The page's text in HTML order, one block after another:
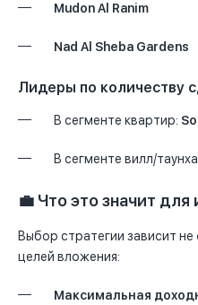
Mudon Al Ranim
Nad Al Sheba Gardens
Лидеры по количеству
В сегменте квартир:
В сегменте вилл/
💼 Что это значит для
Выбор стратегии зависит
целей вложения:
Максимальная